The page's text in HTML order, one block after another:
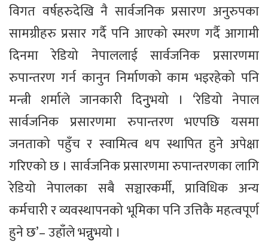
विगत वर्षहरुदेखि नै सार्वजनिक प्रसारण अनुरुपका
सामग्रीहरु प्रसार गर्दै पनि आएको स्मरण गर्दै आगामी
दिनमा रेडियो नेपाललाई सार्वजनिक प्रसारणमा
रुपान्तरण गर्न कानुन निर्माणको काम भइरहेको पनि
मन्त्री शर्माले जानकारी दिनुुभयो । ‘रेडियो नेपाल
सार्वजनिक प्रसारणमा रुपान्तरण भएपछि यसमा
जनताको पहुँच र स्वामित्व थप स्थापित हुने अपेक्षा
गरिएको छ । सार्वजनिक प्रसारणमा रुपान्तरणका लागि
रेडियो नेपालका सबै सञ्चारकर्मी, प्राविधिक अन्य
कर्मचारी र व्यवस्थापनको भूमिका पनि उत्तिकै महत्वपूर्ण
हुने छ’– उहाँले भन्नुुभयो ।